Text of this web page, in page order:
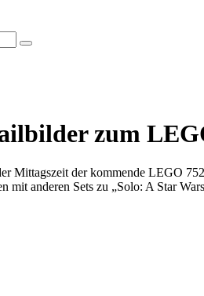
zum
Mittagszeit der kommende LEGO
mit anderen Sets zu „Solo: A Star